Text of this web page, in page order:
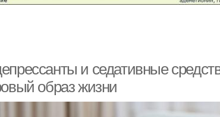
и седативные
образ жизни